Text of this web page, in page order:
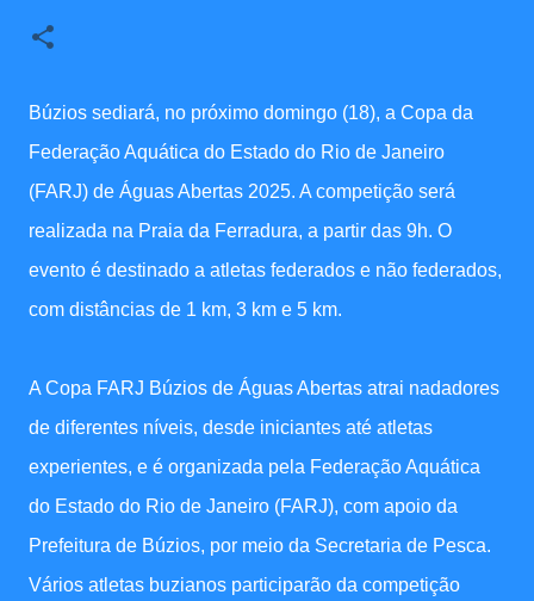
Búzios sediará, no próximo domingo (18), a Copa da
Federação Aquática do Estado do Rio de Janeiro
(FARJ) de Águas Abertas 2025. A competição será
realizada na Praia da Ferradura, a partir das 9h. O
evento é destinado a atletas federados e não federados,
com distâncias de 1 km, 3 km e 5 km.
A Copa FARJ Búzios de Águas Abertas atrai nadadores
de diferentes níveis, desde iniciantes até atletas
experientes, e é organizada pela Federação Aquática
do Estado do Rio de Janeiro (FARJ), com apoio da
Prefeitura de Búzios, por meio da Secretaria de Pesca.
Vários atletas buzianos participarão da competição